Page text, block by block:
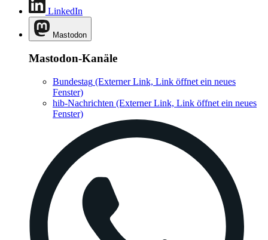
LinkedIn
Mastodon
Mastodon-Kanäle
Bundestag (Externer Link, Link öffnet ein neues
Fenster)
hib-Nachrichten (Externer Link, Link öffnet ein neues
Fenster)